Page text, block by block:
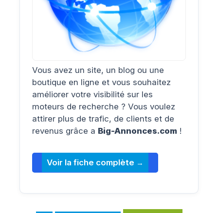
Vous avez un site, un blog ou une
boutique en ligne et vous souhaitez
améliorer votre visibilité sur les
moteurs de recherche ? Vous voulez
attirer plus de trafic, de clients et de
revenus grâce a Big-Annonces.com !
Voir la fiche complète